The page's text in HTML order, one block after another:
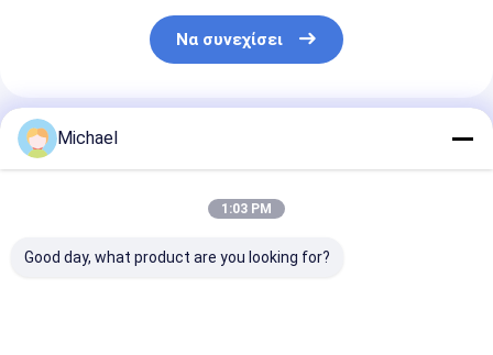
Να συνεχίσει
Συνιστώμενα Προϊόντα
Michael
1:03 PM
Good day, what product are you looking for?